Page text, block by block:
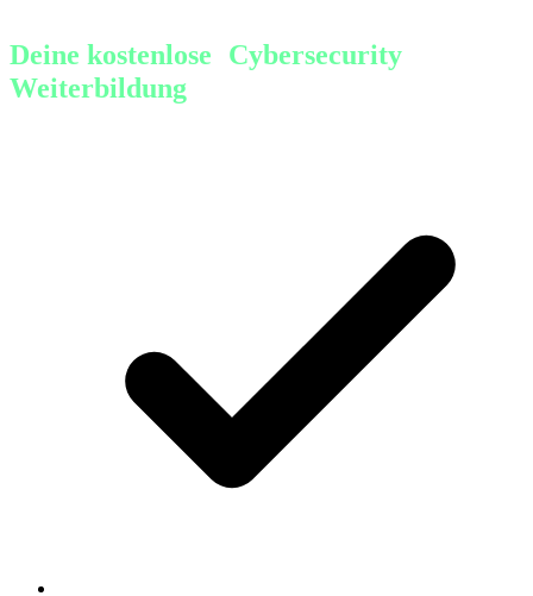
Deine kostenlose Cybersecurity
Weiterbildung